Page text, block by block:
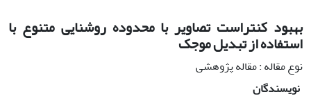
بهبود کنتراست تصاویر با محدوده روشنایی متنوع با
استفاده از تبدیل موجک
نوع مقاله : مقاله پژوهشی
نویسندگان